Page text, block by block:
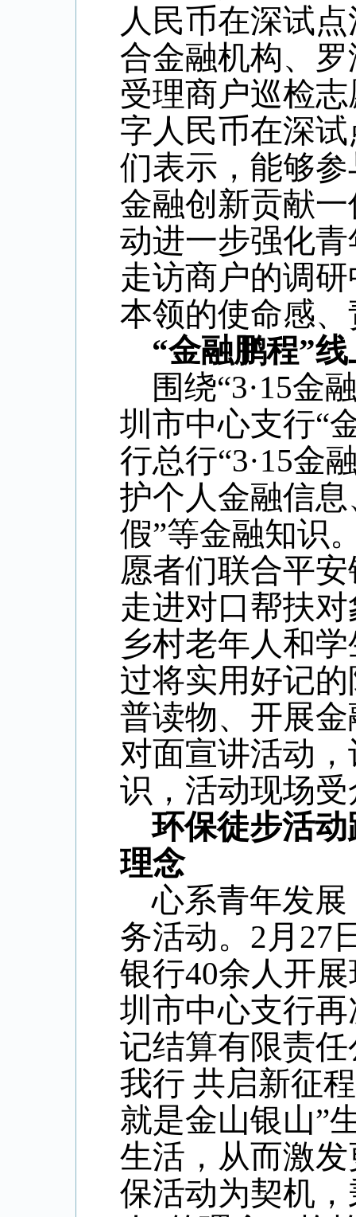
人民币在深试
合金融机构、
受理商户巡检
字人民币在深
们表示，能够
金融创新贡献
动进一步强化
走访商户的调
本领的使命感
“金融鹏程”
围绕“3·15金
圳市中心支行“
行总行“3·15金
护个人金融信
假”等金融知识
愿者们联合平
走进对口帮扶
乡村老年人和
过将实用好记
普读物、开展
对面宣讲活动
识，活动现场
环保徒步活
理念
心系青年发
务活动。2月27
银行40余人开
圳市中心支行
记结算有限责
我行 共启新征
就是金山银山”
生活，从而激
保活动为契机